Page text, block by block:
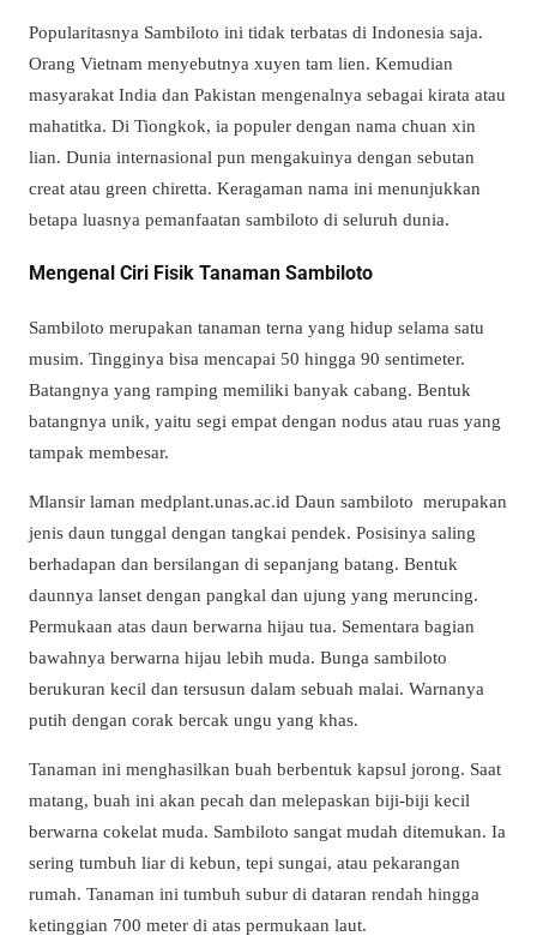
Popularitasnya Sambiloto ini tidak terbatas di Indonesia saja.
Orang Vietnam menyebutnya xuyen tam lien. Kemudian
masyarakat India dan Pakistan mengenalnya sebagai kirata atau
mahatitka. Di Tiongkok, ia populer dengan nama chuan xin
lian. Dunia internasional pun mengakuinya dengan sebutan
creat atau green chiretta. Keragaman nama ini menunjukkan
betapa luasnya pemanfaatan sambiloto di seluruh dunia.
Mengenal Ciri Fisik Tanaman Sambiloto
Sambiloto merupakan tanaman terna yang hidup selama satu
musim. Tingginya bisa mencapai 50 hingga 90 sentimeter.
Batangnya yang ramping memiliki banyak cabang. Bentuk
batangnya unik, yaitu segi empat dengan nodus atau ruas yang
tampak membesar.
Mlansir laman medplant.unas.ac.id Daun sambiloto merupakan
jenis daun tunggal dengan tangkai pendek. Posisinya saling
berhadapan dan bersilangan di sepanjang batang. Bentuk
daunnya lanset dengan pangkal dan ujung yang meruncing.
Permukaan atas daun berwarna hijau tua. Sementara bagian
bawahnya berwarna hijau lebih muda. Bunga sambiloto
berukuran kecil dan tersusun dalam sebuah malai. Warnanya
putih dengan corak bercak ungu yang khas.
Tanaman ini menghasilkan buah berbentuk kapsul jorong. Saat
matang, buah ini akan pecah dan melepaskan biji-biji kecil
berwarna cokelat muda. Sambiloto sangat mudah ditemukan. Ia
sering tumbuh liar di kebun, tepi sungai, atau pekarangan
rumah. Tanaman ini tumbuh subur di dataran rendah hingga
ketinggian 700 meter di atas permukaan laut.